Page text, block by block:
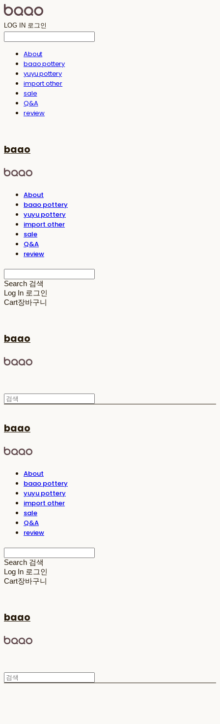
LOG IN 로그인
About
baao pottery
yuyu pottery
import other
sale
Q&A
review
baao
About
baao pottery
yuyu pottery
import other
sale
Q&A
review
Search 검색
Log In 로그인
Cart장바구니
baao
baao
About
baao pottery
yuyu pottery
import other
sale
Q&A
review
Search 검색
Log In 로그인
Cart장바구니
baao